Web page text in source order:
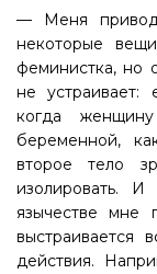
— Меня
некоторые
феминистка, но
не устраивает:
когда
беременной,
второе тело
изолировать.
язычестве мне
выстраивается
действия.